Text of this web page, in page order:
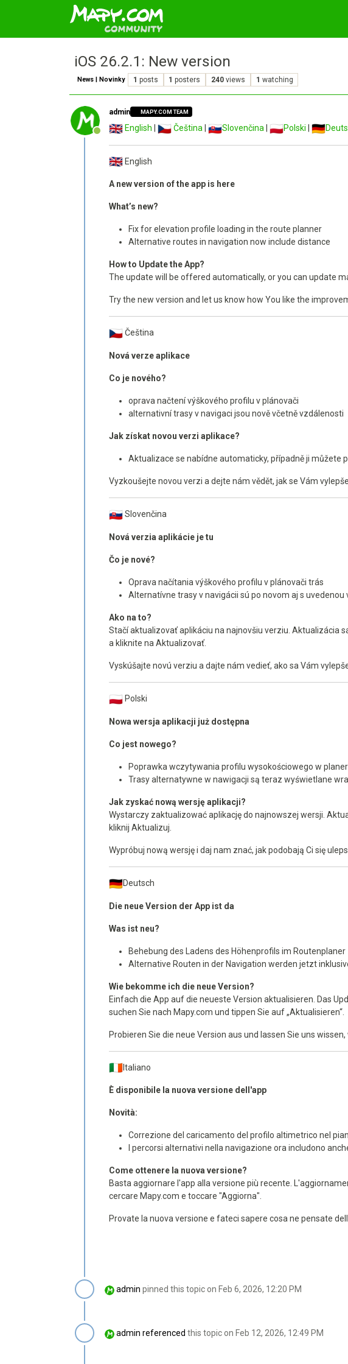
iOS 26.2.1: New version
News | Novinky 1 posts 1 posters 240 views 1 watching
Online
admin MAPY.COM TEAM
English Čeština Slovenčina Polski
English
A new version of the app is here
What’s new?
Fix for elevation profile loading in the route planner
Alternative routes in navigation now include distance
How to Update the App?
The update will be offered automatically, or you can update
Try the new version and let us know how You like the
Čeština
Nová verze aplikace
Co je nového?
oprava načtení výškového profilu v plánovači
alternativní trasy v navigaci jsou nově včetně vzdálenosti
Jak získat novou verzi aplikace?
Aktualizace se nabídne automaticky, případně ji můžete
Vyzkoušejte novou verzi a dejte nám vědět, jak se Vám
Slovenčina
Nová verzia aplikácie je tu
Čo je nové?
Oprava načítania výškového profilu v plánovači trás
Alternatívne trasy v navigácii sú po novom aj s uvedenou
Ako na to?
Stačí aktualizovať aplikáciu na najnovšiu verziu. Aktualizácia
a kliknite na Aktualizovať.
Vyskúšajte novú verziu a dajte nám vedieť, ako sa Vám
Polski
Nowa wersja aplikacji już dostępna
Co jest nowego?
Poprawka wczytywania profilu wysokościowego w
Trasy alternatywne w nawigacji są teraz wyświetlane
Jak zyskać nową wersję aplikacji?
Wystarczy zaktualizować aplikację do najnowszej wersji.
kliknij Aktualizuj.
Wypróbuj nową wersję i daj nam znać, jak podobają Ci się
Deutsch
Die neue Version der App ist da
Was ist neu?
Behebung des Ladens des Höhenprofils im Routenplaner
Alternative Routen in der Navigation werden jetzt
Wie bekomme ich die neue Version?
Einfach die App auf die neueste Version aktualisieren. Das
suchen Sie nach Mapy.com und tippen Sie auf „Aktualisieren“.
Probieren Sie die neue Version aus und lassen Sie uns
Italiano
È disponibile la nuova versione dell'app
Novità:
Correzione del caricamento del profilo altimetrico nel
I percorsi alternativi nella navigazione ora includono
Come ottenere la nuova versione?
Basta aggiornare l'app alla versione più recente.
cercare Mapy.com e toccare "Aggiorna".
Provate la nuova versione e fateci sapere cosa ne pensate
admin pinned this topic on Feb 6, 2026, 12:20 PM
admin referenced this topic on Feb 12, 2026, 12:49 PM